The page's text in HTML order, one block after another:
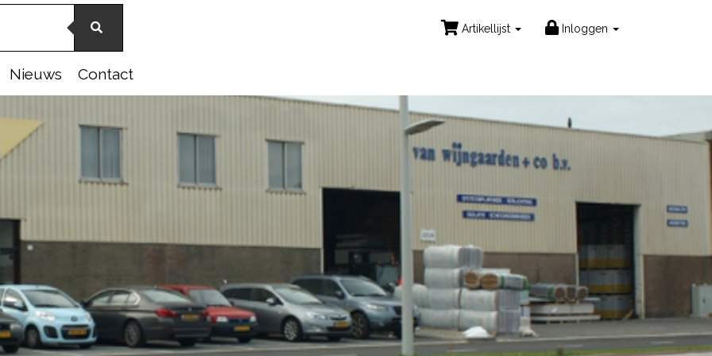
Artikellijst Inloggen
Nieuws Contact